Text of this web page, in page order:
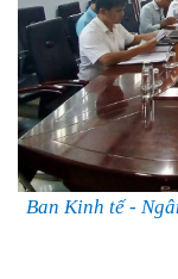
Ban Kinh tế -